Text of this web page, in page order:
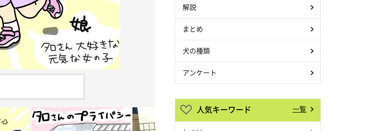
解説
まとめ
犬の種類
アンケート
人気キーワード 一覧